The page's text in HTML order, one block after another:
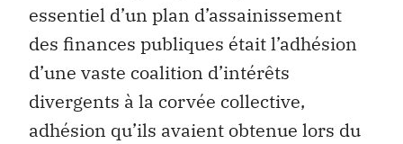
essentiel d’un plan d’assainissement
des finances publiques était l’adhésion
d’une vaste coalition d’intérêts
divergents à la corvée collective,
adhésion qu’ils avaient obtenue lors du